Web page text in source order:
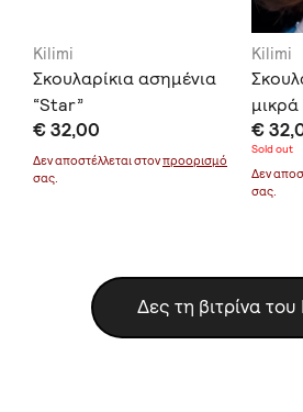
Kilimi
Σκουλαρίκια ασημένια
“Star”
€ 32,00
Δεν αποστέλλεται στονπροορισμό
σας.
Kilimi
Hips”
€
Sold out
Δεν
σας.
Δες τη βιτρίνα